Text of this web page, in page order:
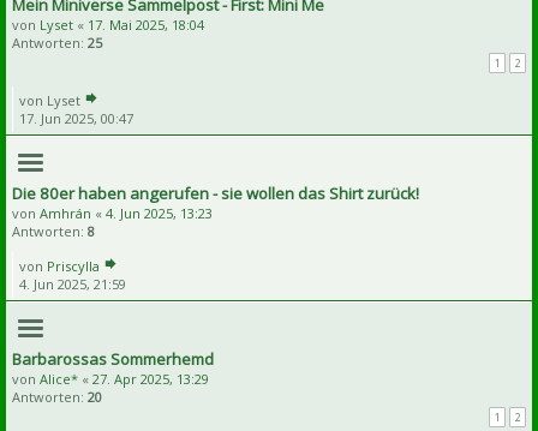
Mein Miniverse Sammelpost - First: Mini Me
von Lyset « 17. Mai 2025, 18:04
Antworten: 25
1 2
von Lyset
17. Jun 2025, 00:47
Die 80er haben angerufen - sie wollen das Shirt zurück!
von Amhrán « 4. Jun 2025, 13:23
Antworten: 8
von Priscylla
4. Jun 2025, 21:59
Barbarossas Sommerhemd
von Alice* « 27. Apr 2025, 13:29
Antworten: 20
1 2